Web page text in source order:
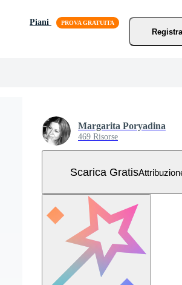
Piani
Margarita Poryadina
469 Risorse
Scarica Gratis